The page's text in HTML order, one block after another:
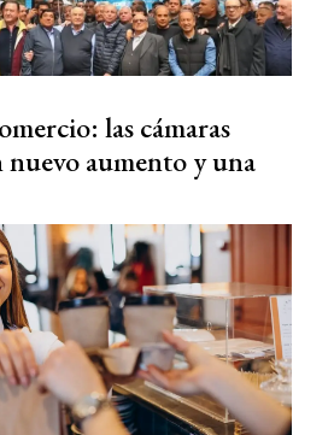
las cámaras
aumento y una